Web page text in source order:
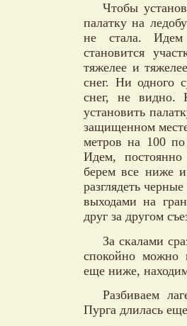
Чтобы
палатку на
не стала. Идем
становится
тяжелее и
снег. Ни одного
снег, не видно.
установить
защищенном
метров на 100
Идем, постоянно
берем все ниже
разглядеть
выходами на
друг за другом
За скалами
спокойно можно
еще ниже,
Разбиваем
Пурга длилась